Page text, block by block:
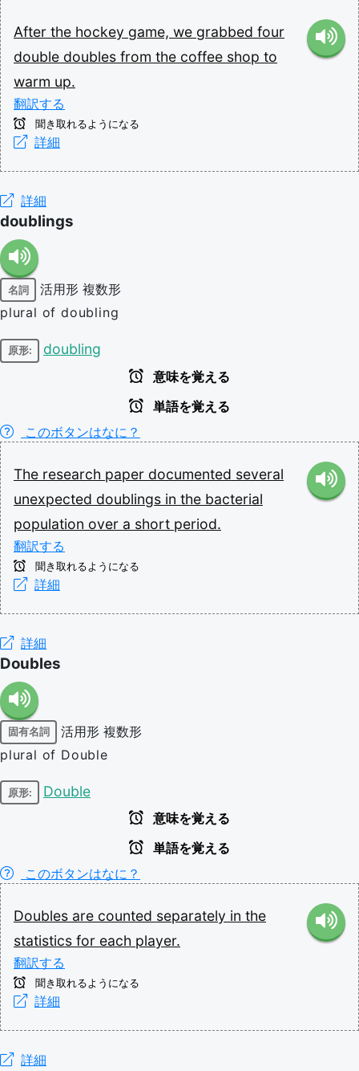
After the hockey game, we grabbed four
double doubles from the coffee shop to
warm up.
翻訳する
聞き取れるようになる
詳細
詳細
doublings
名詞 活用形 複数形
plural of doubling
原形: doubling
意味を覚える
単語を覚える
このボタンはなに？
The research paper documented several
unexpected doublings in the bacterial
population over a short period.
翻訳する
聞き取れるようになる
詳細
詳細
Doubles
固有名詞 活用形 複数形
plural of Double
原形: Double
意味を覚える
単語を覚える
このボタンはなに？
Doubles are counted separately in the
statistics for each player.
翻訳する
聞き取れるようになる
詳細
詳細